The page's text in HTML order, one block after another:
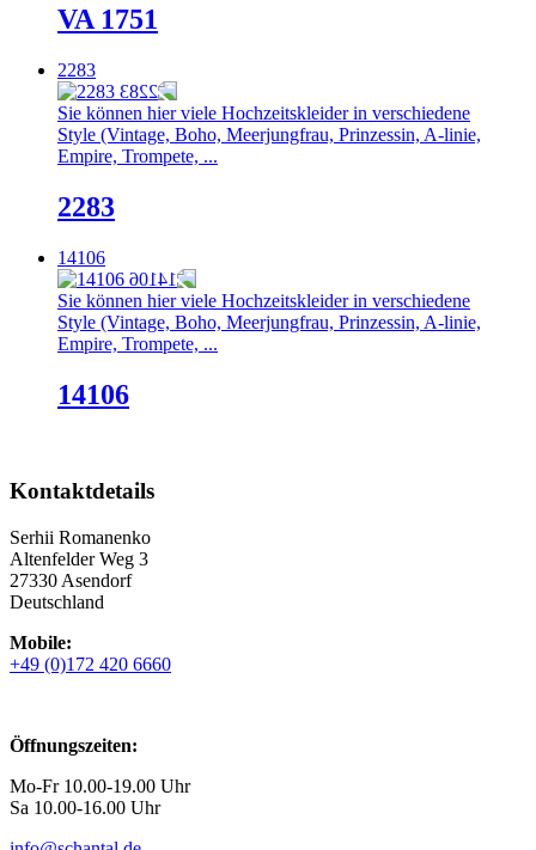
VA 1751
2283
Sie können hier viele Hochzeitskleider in verschiedene
Style (Vintage, Boho, Meerjungfrau, Prinzessin, A-linie,
Empire, Trompete, ...
2283
14106
Sie können hier viele Hochzeitskleider in verschiedene
Style (Vintage, Boho, Meerjungfrau, Prinzessin, A-linie,
Empire, Trompete, ...
14106
Kontaktdetails
Serhii Romanenko
Altenfelder Weg 3
27330 Asendorf
Deutschland
Mobile:
+49 (0)172 420 6660
Öffnungszeiten:
Mo-Fr 10.00-19.00 Uhr
Sa 10.00-16.00 Uhr